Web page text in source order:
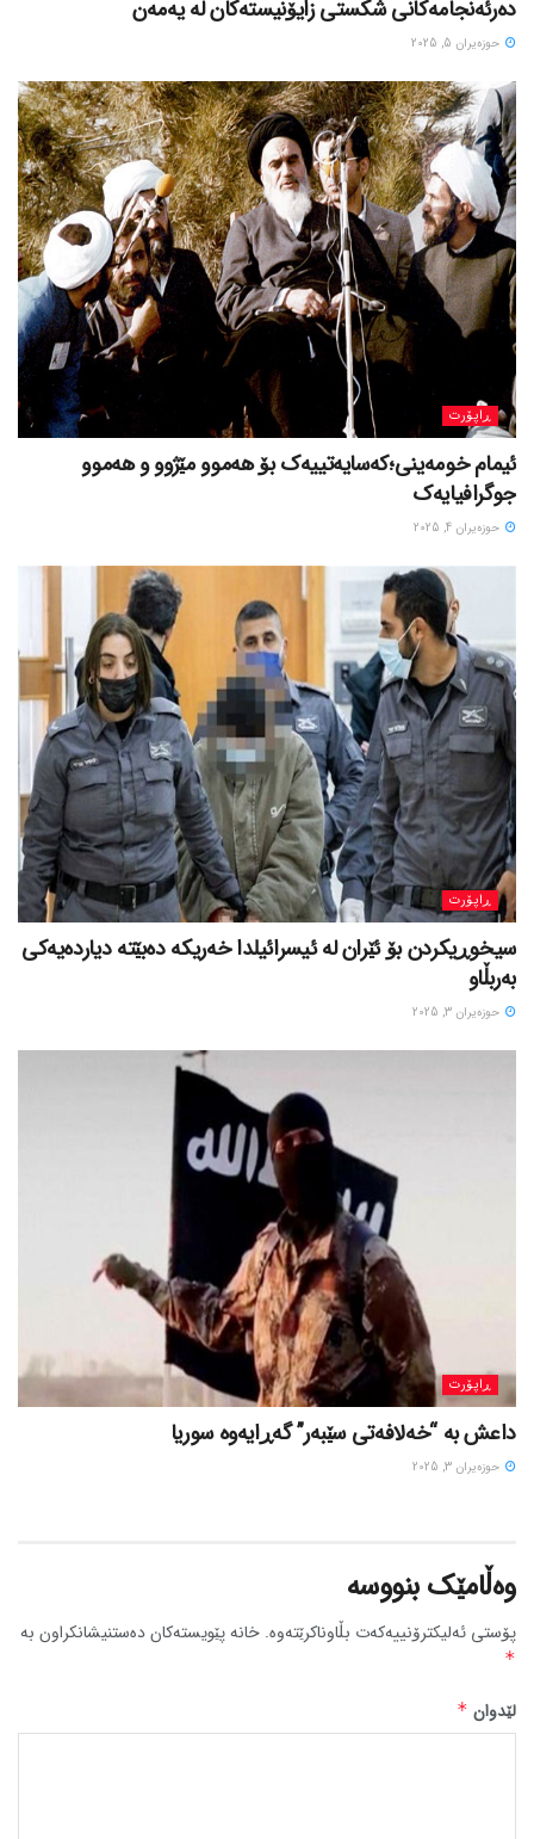
دەرئەنجامەکانی شکستی زایۆنیستەکان لە یەمەن
حوزه‌یران 5, 2025
ڕاپۆرت
ئیمام خومەینی؛کەسایەتییەک بۆ هەموو مێژوو و هەموو
جوگرافیایەک
حوزه‌یران 4, 2025
ڕاپۆرت
سیخوڕیکردن بۆ ئێران لە ئیسرائیلدا خەریکە دەبێتە دیاردەیەکی
بەربڵاو
حوزه‌یران 3, 2025
ڕاپۆرت
داعش بە “خەلافەتی سێبەر” گەڕایەوە سوریا
حوزه‌یران 3, 2025
وەڵامێک بنووسە
پۆستی ئەلیکترۆنییەکەت بڵاوناکرێتەوە. خانە پێویستەکان دەستنیشانکراون بە
*
لێدوان *